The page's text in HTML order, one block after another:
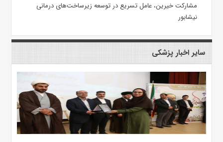
مشارکت خیرین، عامل تسریع در توسعه زیرساخت‌های درمانی
نیشابور
سایر اخبار پزشکی